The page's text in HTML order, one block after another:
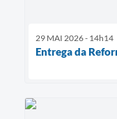
29 MAI 2026 - 14h14
Entrega da